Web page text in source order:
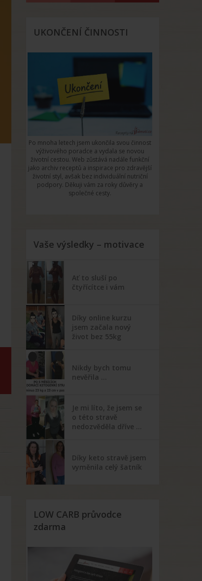
UKONČENÍ ČINNOSTI
Po mnoha letech jsem ukončila svou činnost
výživového poradce a vydala se novou
životní cestou. Web zůstává nadále funkční
jako archiv receptů a inspirace pro zdravější
životní styl, avšak bez individuální nutriční
podpory. Děkuji vám za roky důvěry a
společné cesty.
Vaše výsledky – motivace
Ať to sluší po
čtyřícítce i vám
Díky online kurzu
jsem začala nový
život bez 55kg
Nikdy bych tomu
nevěřila …
Je mi líto, že jsem se
o této stravě
nedozvěděla dříve …
Díky keto stravě jsem
vyměnila celý šatník
LOW CARB průvodce
zdarma